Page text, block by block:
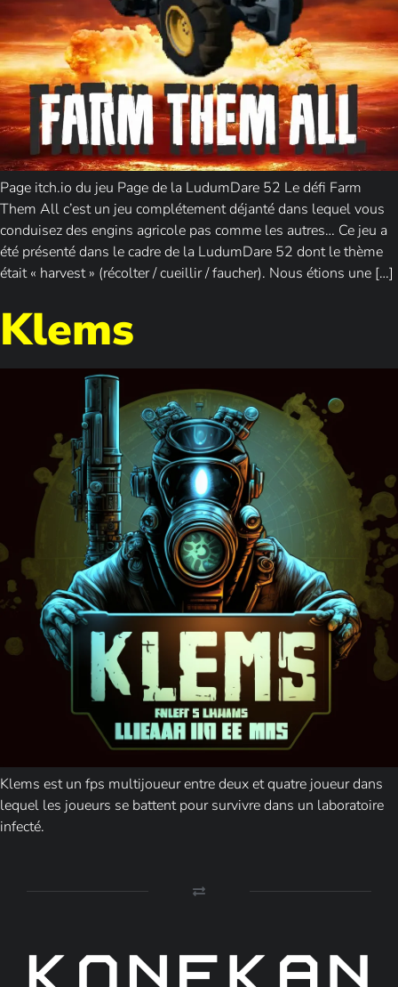
Page itch.io du jeu Page de la LudumDare 52 Le défi Farm
Them All c’est un jeu complétement déjanté dans lequel vous
conduisez des engins agricole pas comme les autres… Ce jeu a
été présenté dans le cadre de la LudumDare 52 dont le thème
était « harvest » (récolter / cueillir / faucher). Nous étions une […]
Klems
Klems est un fps multijoueur entre deux et quatre joueur dans
lequel les joueurs se battent pour survivre dans un laboratoire
infecté.